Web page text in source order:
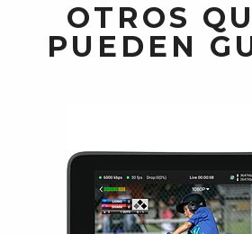
OTROS
PUEDEN